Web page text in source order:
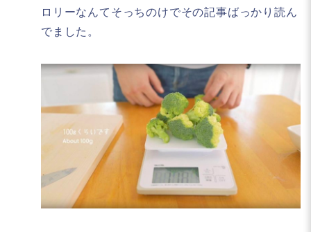
ロリーなんてそっちのけでその記事ばっかり読ん
でました。